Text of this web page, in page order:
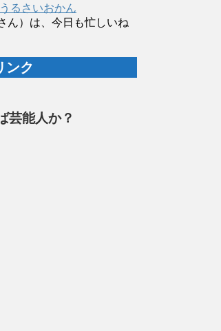
うるさいおかん
ん）は、今日も忙しいね
ンク
芸能人か？